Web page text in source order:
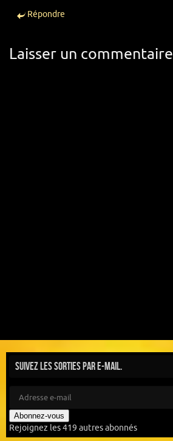
Répondre
Laisser un commentaire
Suivez les sorties par e-mail.
Abonnez-vous
Rejoignez les 419 autres abonnés